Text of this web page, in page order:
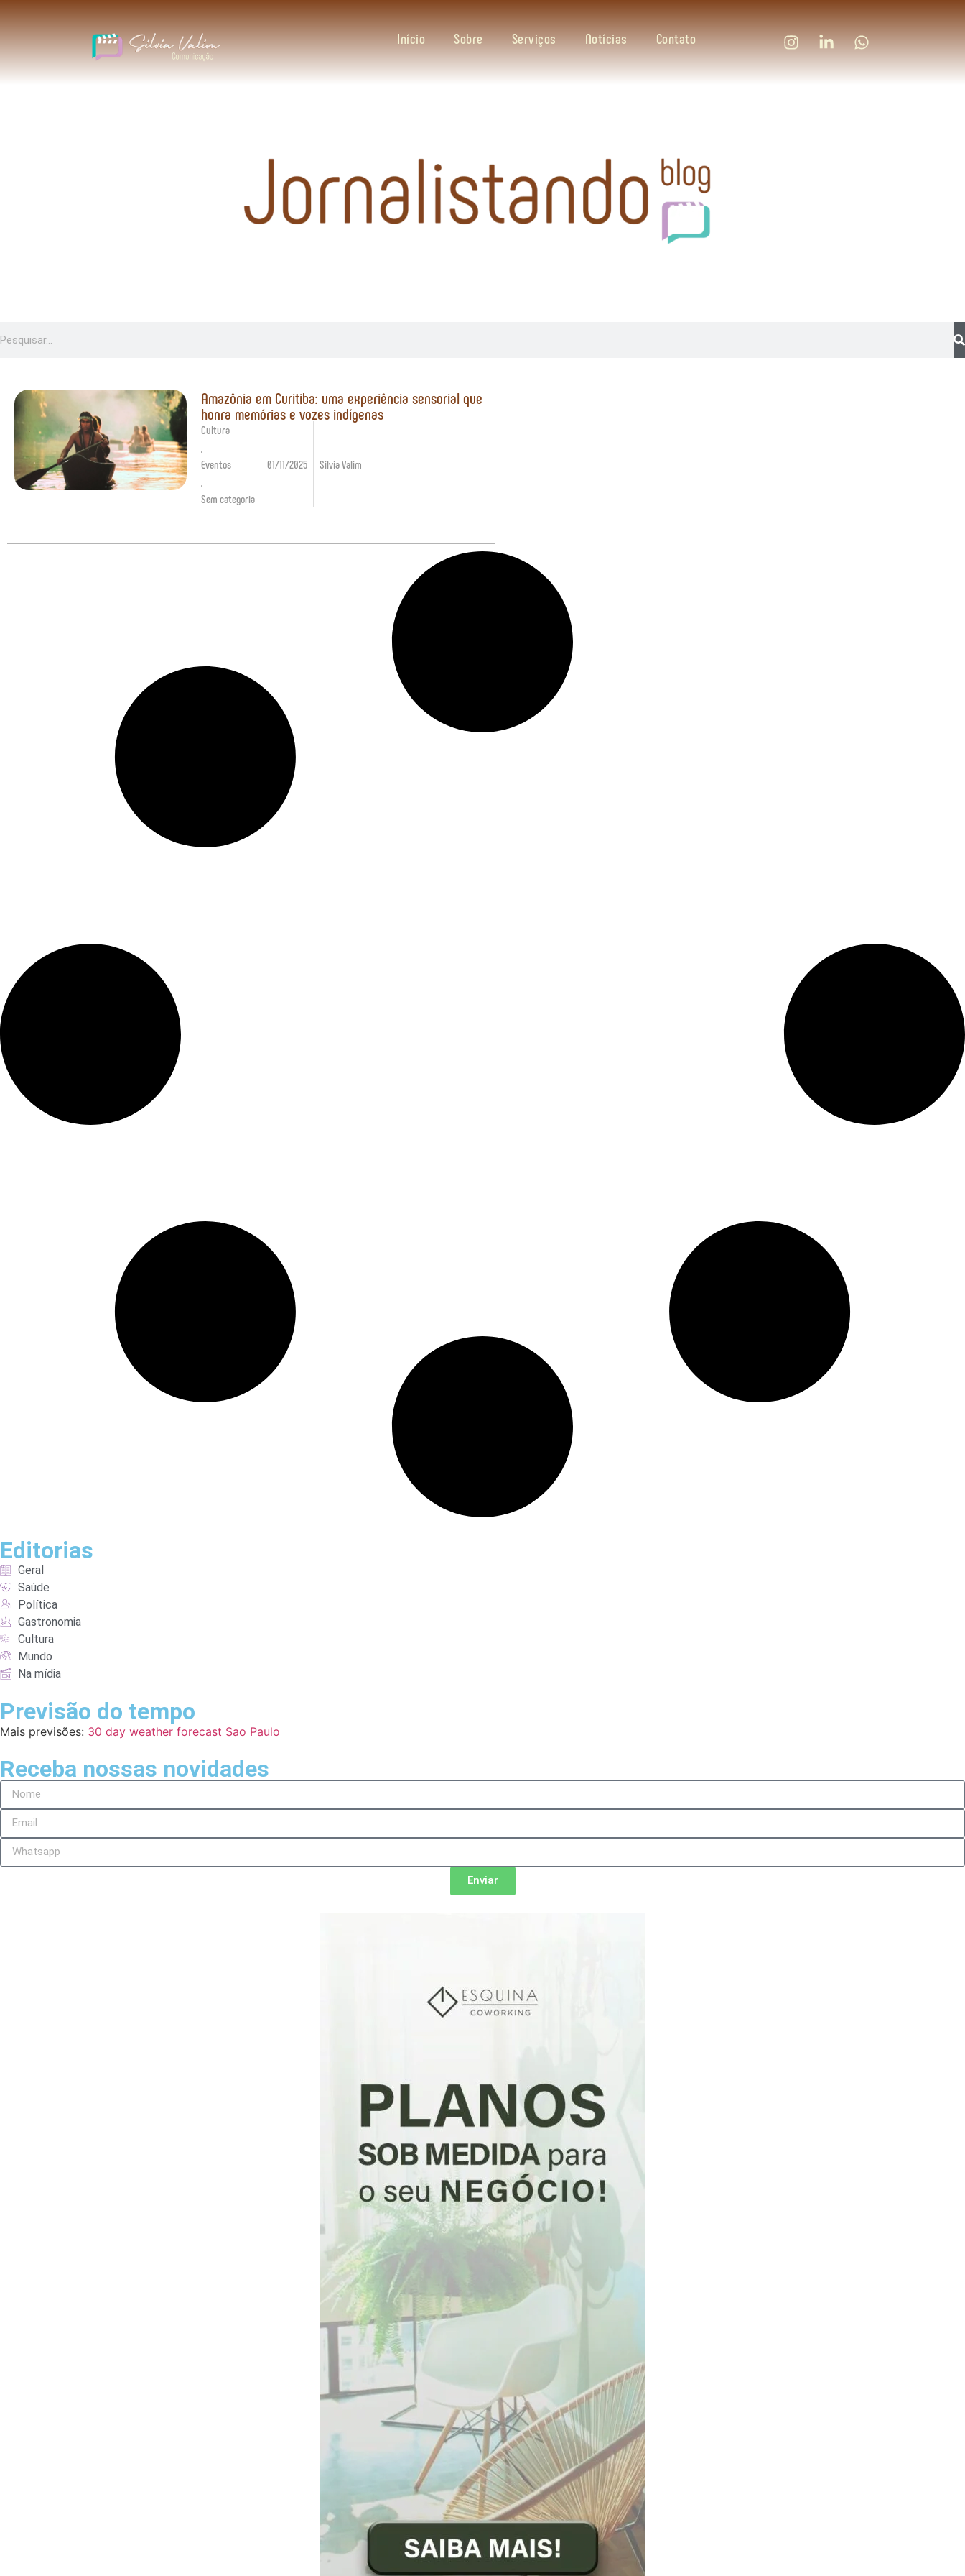
Início Sobre Serviços Notícias Contato
Amazônia em Curitiba: uma experiência sensorial que
honra memórias e vozes indígenas
Cultura
Eventos
Sem categoria
01/11/2025 Silvia Valim
Editorias
Geral
Saúde
Política
Gastronomia
Cultura
Mundo
Na mídia
Previsão do tempo
Mais previsões: 30 day weather forecast Sao Paulo
Receba nossas novidades
Enviar